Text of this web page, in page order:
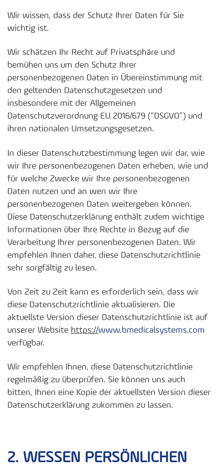
Wir wissen, dass der Schutz Ihrer Daten für Sie
wichtig ist.
Wir schätzen Ihr Recht auf Privatsphäre und
bemühen uns um den Schutz Ihrer
personenbezogenen Daten in Übereinstimmung mit
den geltenden Datenschutzgesetzen und
insbesondere mit der Allgemeinen
Datenschutzverordnung EU 2016/679 (“DSGVO”) und
ihren nationalen Umsetzungsgesetzen.
In dieser Datenschutzbestimmung legen wir dar, wie
wir Ihre personenbezogenen Daten erheben, wie und
für welche Zwecke wir Ihre personenbezogenen
Daten nutzen und an wen wir Ihre
personenbezogenen Daten weitergeben können.
Diese Datenschutzerklärung enthält zudem wichtige
Informationen über Ihre Rechte in Bezug auf die
Verarbeitung Ihrer personenbezogenen Daten. Wir
empfehlen Ihnen daher, diese Datenschutzrichtlinie
sehr sorgfältig zu lesen.
Von Zeit zu Zeit kann es erforderlich sein, dass wir
diese Datenschutzrichtlinie aktualisieren. Die
aktuellste Version dieser Datenschutzrichtlinie ist auf
unserer Website https://www.bmedicalsystems.com
verfügbar.
Wir empfehlen Ihnen, diese Datenschutzrichtlinie
regelmäßig zu überprüfen. Sie können uns auch
bitten, Ihnen eine Kopie der aktuellsten Version dieser
Datenschutzerklärung zukommen zu lassen.
2. WESSEN PERSÖNLICHEN